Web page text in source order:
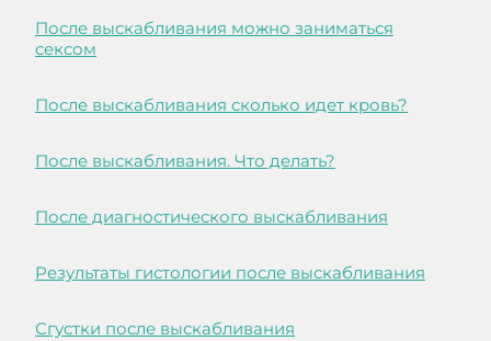
После выскабливания можно заниматься
сексом
После выскабливания сколько идет кровь?
После выскабливания. Что делать?
После диагностического выскабливания
Результаты гистологии после выскабливания
Сгустки после выскабливания